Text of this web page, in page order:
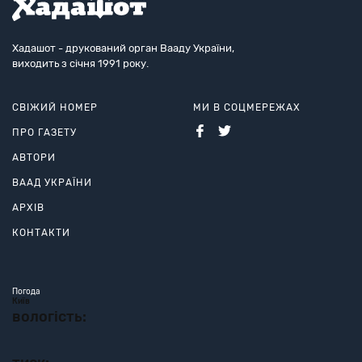
Хадашот - друкований орган Вааду України,
виходить з січня 1991 року.
СВІЖИЙ НОМЕР
ПРО ГАЗЕТУ
АВТОРИ
ВААД УКРАЇНИ
АРХІВ
КОНТАКТИ
МИ В СОЦМЕРЕЖАХ
Погода
Київ
вологість: